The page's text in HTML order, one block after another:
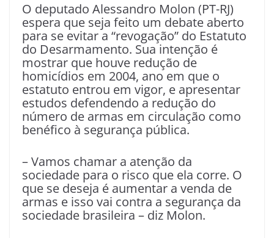
O deputado Alessandro Molon (PT-RJ)
espera que seja feito um debate aberto
para se evitar a “revogação” do Estatuto
do Desarmamento. Sua intenção é
mostrar que houve redução de
homicídios em 2004, ano em que o
estatuto entrou em vigor, e apresentar
estudos defendendo a redução do
número de armas em circulação como
benéfico à segurança pública.
– Vamos chamar a atenção da
sociedade para o risco que ela corre. O
que se deseja é aumentar a venda de
armas e isso vai contra a segurança da
sociedade brasileira – diz Molon.